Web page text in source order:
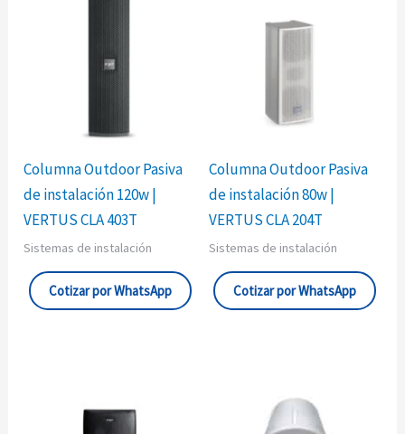
Columna Outdoor Pasiva
de instalación 120w |
VERTUS CLA 403T
Sistemas de instalación
Cotizar por WhatsApp
Columna Outdoor Pasiva
de instalación 80w |
VERTUS CLA 204T
Sistemas de instalación
Cotizar por WhatsApp